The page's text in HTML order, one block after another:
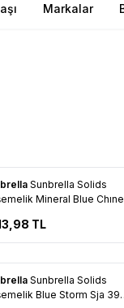
Markalar
Ekle
Sunbrella Solids
Mineral Blue Chıne
TL
Ekle
Sunbrella Solids
Blue Storm Sja